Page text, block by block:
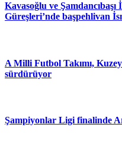
Kavasoğlu ve
Güreşleri’nde başpehlivan
A Milli Futbol Takımı,
sürdürüyor
Şampiyonlar Ligi finalinde